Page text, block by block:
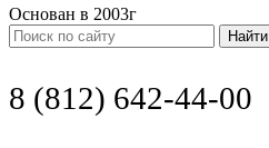
Основан в 2003г
Найти
8 (812) 642-44-00